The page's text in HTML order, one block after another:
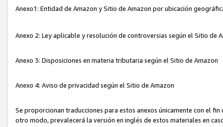
Anexo1: Entidad de Amazon y Sitio de Amazon por ubicación
Anexo 2: Ley aplicable y resolución de controversias según el Sitio de
Anexo 3: Disposiciones en materia tributaria según el Sitio de Amazon
Anexo 4: Aviso de privacidad según el Sitio de Amazon
Se proporcionan traducciones para estos anexos únicamente con el
otro modo, prevalecerá la versión en inglés de estos materiales en